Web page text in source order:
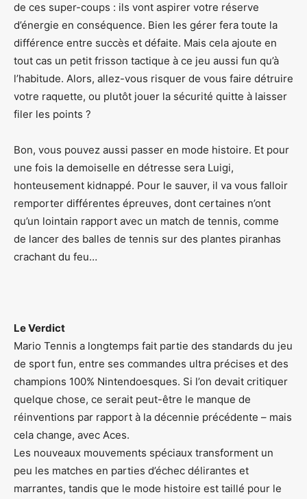
de ces super-coups : ils vont aspirer votre réserve
d’énergie en conséquence. Bien les gérer fera toute la
différence entre succès et défaite. Mais cela ajoute en
tout cas un petit frisson tactique à ce jeu aussi fun qu’à
l’habitude. Alors, allez-vous risquer de vous faire détruire
votre raquette, ou plutôt jouer la sécurité quitte à laisser
filer les points ?
Bon, vous pouvez aussi passer en mode histoire. Et pour
une fois la demoiselle en détresse sera Luigi,
honteusement kidnappé. Pour le sauver, il va vous falloir
remporter différentes épreuves, dont certaines n’ont
qu’un lointain rapport avec un match de tennis, comme
de lancer des balles de tennis sur des plantes piranhas
crachant du feu…
Le Verdict
Mario Tennis a longtemps fait partie des standards du jeu
de sport fun, entre ses commandes ultra précises et des
champions 100% Nintendoesques. Si l’on devait critiquer
quelque chose, ce serait peut-être le manque de
réinventions par rapport à la décennie précédente – mais
cela change, avec Aces.
Les nouveaux mouvements spéciaux transforment un
peu les matches en parties d’échec délirantes et
marrantes, tandis que le mode histoire est taillé pour le